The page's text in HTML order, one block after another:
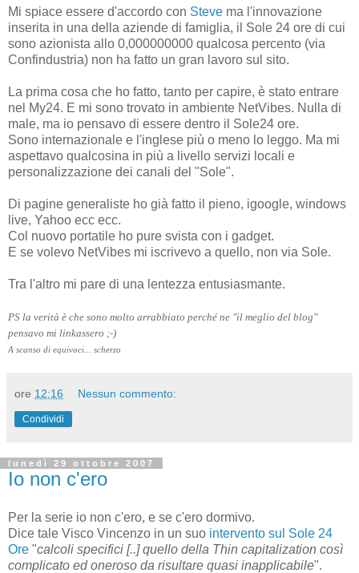
Mi spiace essere d'accordo con Steve ma l'innovazione
inserita in una della aziende di famiglia, il Sole 24 ore di cui
sono azionista allo 0,000000000 qualcosa percento (via
Confindustria) non ha fatto un gran lavoro sul sito.
La prima cosa che ho fatto, tanto per capire, è stato entrare
nel My24. E mi sono trovato in ambiente NetVibes. Nulla di
male, ma io pensavo di essere dentro il Sole24 ore.
Sono internazionale e l'inglese più o meno lo leggo. Ma mi
aspettavo qualcosina in più a livello servizi locali e
personalizzazione dei canali del "Sole".
Di pagine generaliste ho già fatto il pieno, igoogle, windows
live, Yahoo ecc ecc.
Col nuovo portatile ho pure svista con i gadget.
E se volevo NetVibes mi iscrivevo a quello, non via Sole.
Tra l'altro mi pare di una lentezza entusiasmante.
PS la verità è che sono molto arrabbiato perché ne "il meglio del blog"
pensavo mi linkassero ;-)
A scanso di equivoci... scherzo
ore 12:16 Nessun commento:
Condividi
lunedì 29 ottobre 2007
Io non c'ero
Per la serie io non c'ero, e se c'ero dormivo.
Dice tale Visco Vincenzo in un suo intervento sul Sole 24
Ore "calcoli specifici [..] quello della Thin capitalization così
complicato ed oneroso da risultare quasi inapplicabile".